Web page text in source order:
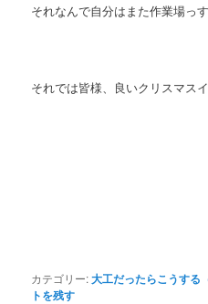
それなんで自分はまた作業場っ
それでは皆様、良いクリスマス
カテゴリー:大工だったらこうする
トを残す